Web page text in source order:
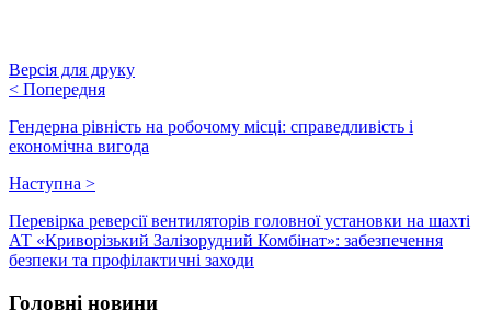
Версія для друку
< Попередня
Гендерна рівність на робочому місці: справедливість і
економічна вигода
Наступна >
Перевірка реверсії вентиляторів головної установки на шахті
АТ «Криворізький Залізорудний Комбінат»: забезпечення
безпеки та профілактичні заходи
Головні новини